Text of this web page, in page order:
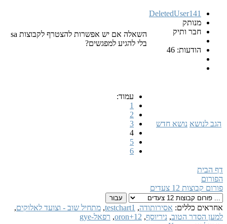
DeletedUser141
מנותק
חבר ותיק
הודעות: 46
השאלה אם יש אפשרות להצטרף לקבוצות sa
בלי להגיע למפגשים?
הגב לנושא נושא חדש
עמוד:
1
2
3
4
5
6
דף הבית
הפורום
פורום קבוצות 12 צעדים
אחראים כללים: אסירותודה,
testchart1
, מתחיל שוב - וצועד לאלוקים,
למען הסדר הטוב, ניריוסף,
oron+12
, רפאל-gye